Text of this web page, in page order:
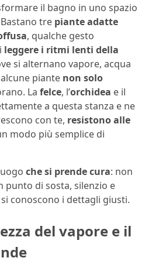
il bagno in uno spazio
tre piante adatte
, qualche gesto
leggere i ritmi lenti della
si alternano vapore, acqua
piante non solo
La felce, l’orchidea e il
a questa stanza e ne
con te, resistono alle
modo più semplice di
che si prende cura: non
punto di sosta, silenzio e
conoscono i dettagli giusti.
del vapore e il